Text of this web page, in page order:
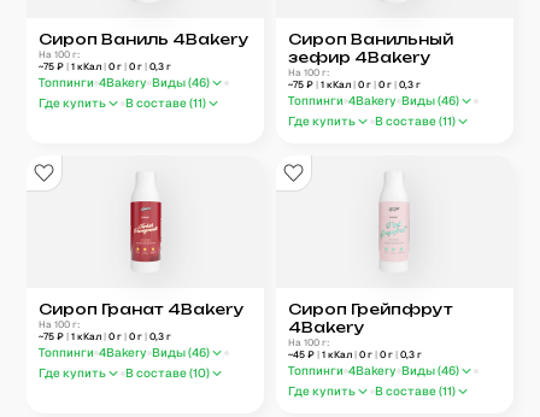
Сироп Ваниль 4Bakery
На 100 г:
~75 ₽| 1 кКал| 0 г| 0 г| 0,3 г
Топпинги 4Bakery Виды (46)
Где купить
В составе (11)
Сироп Ванильный
зефир 4Bakery
На 100 г:
~75 ₽ | 1 кКал | 0 г | 0 г | 0,3 г
Топпинги 4Bakery Виды (46)
Где купить
В составе (11)
Сироп Гранат 4Bakery
На 100 г:
~75 ₽| 1 кКал| 0 г| 0 г| 0,3 г
Топпинги 4Bakery Виды (46)
Где купить
В составе (10)
Сироп Грейпфрут
4Bakery
На 100 г:
~45 ₽ | 1 кКал | 0 г | 0 г | 0,3 г
Топпинги 4Bakery Виды (46)
Где купить
В составе (11)